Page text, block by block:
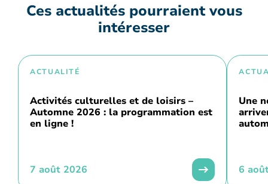
Ces actualités pourraient vous
intéresser
ACTUALITÉ
Activités culturelles et de loisirs –
Automne 2026 : la programmation est
en ligne !
7 août 2026
Une
6